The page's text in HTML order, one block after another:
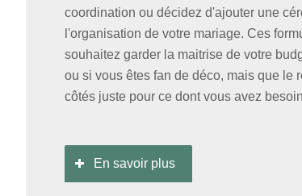
coordination ou décidez d'ajouter une
l'organisation de votre mariage. Ces
souhaitez garder la maitrise de votre
ou si vous êtes fan de déco, mais que le
côtés juste pour ce dont vous avez
En savoir plus